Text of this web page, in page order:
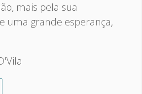
mais pela sua
uma grande esperança,